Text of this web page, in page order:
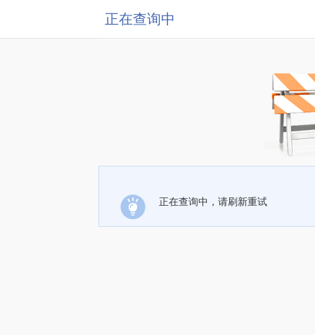
正在查询中
正在查询中，请刷新重试